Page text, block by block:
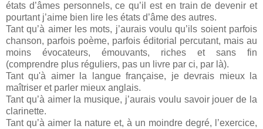
états d’âmes personnels, ce qu’il est en train de devenir et
pourtant j’aime bien lire les états d’âme des autres.
Tant qu’à aimer les mots, j’aurais voulu qu’ils soient parfois
chanson, parfois poème, parfois éditorial percutant, mais au
moins évocateurs, émouvants, riches et sans fin
(comprendre plus réguliers, pas un livre par ci, par là).
Tant qu'à aimer la langue française, je devrais mieux la
maîtriser et parler mieux anglais.
Tant qu’à aimer la musique, j’aurais voulu savoir jouer de la
clarinette.
Tant qu’à aimer la nature et, à un moindre degré, l’exercice,